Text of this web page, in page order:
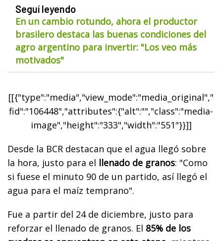
Seguí leyendo
En un cambio rotundo, ahora el productor
brasilero destaca las buenas condiciones del
agro argentino para invertir: "Los veo más
motivados"
[[{"type":"media","view_mode":"media_original","
fid":"106448","attributes":{"alt":"","class":"media-
image","height":"333","width":"551"}}]]
Desde la BCR destacan que el agua llegó sobre
la hora, justo para el llenado de granos: "Como
si fuese el minuto 90 de un partido, así llegó el
agua para el maíz temprano".
Fue a partir del 24 de diciembre, justo para
reforzar el llenado de granos. El 85% de los